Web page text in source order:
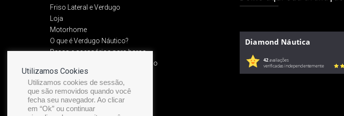
Friso Lateral e Verdugo
Loja
Motorhome
O que é Verdugo Náutico?
Peças e acessórios para barco
Política de Devolução e Reembolso​
Política de privacidade
Preview Friso Premium
Recuperação de senha
Service Manual
Diamond Náutica
42avaliações
verificadas independentemente
Utilizamos Cookies
Utilizamos cookies de sessão,
que são removidos quando você
fecha seu navegador. Ao clicar
em “Ok” ou continuar